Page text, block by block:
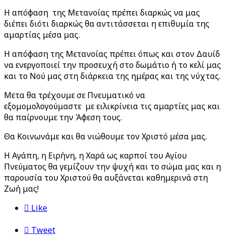
Η απόφαση της Μετανοίας πρέπει διαρκώς να μας
διέπει διότι διαρκώς θα αντιτάσσεται η επιθυμία της
αμαρτίας μέσα μας.
Η απόφαση της Μετανοίας πρέπει όπως και στον Δαυίδ
να ενεργοποιεί την προσευχή στο δωμάτιο ή το κελί μας
και το Νού μας στη διάρκεια της ημέρας και της νύχτας.
Μετα θα τρέχουμε σε Πνευματικό να
εξομομολογούμαστε με ειλικρίνεια τις αμαρτίες μας και
θα παίρνουμε την Άφεση τους.
Θα Κοινωνάμε και θα νιώθουμε τον Χριστό μέσα μας.
Η Αγάπη, η Ειρήνη, η Χαρά ως καρποί του Αγίου
Πνεύματος θα γεμίζουν την ψυχή και το σώμα μας και η
παρουσία του Χριστού θα αυξάνεται καθημερινά στη
Ζωή μας!
 Like
 Tweet